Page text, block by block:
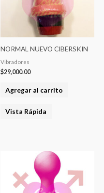
NORMAL NUEVO CIBERSKIN
Vibradores
$29,000.00
Agregar al carrito
Vista Rápida